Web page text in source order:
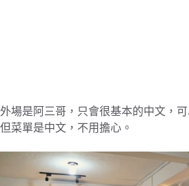
外場是阿三哥，只會很基本的中文，可
但菜單是中文，不用擔心。